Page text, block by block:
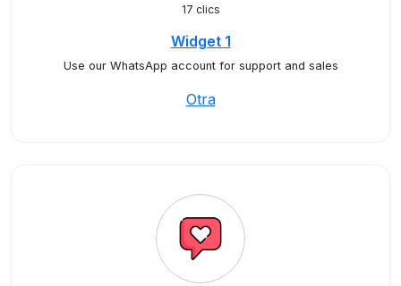
17 clics
Widget 1
Use our WhatsApp account for support and sales
Otra